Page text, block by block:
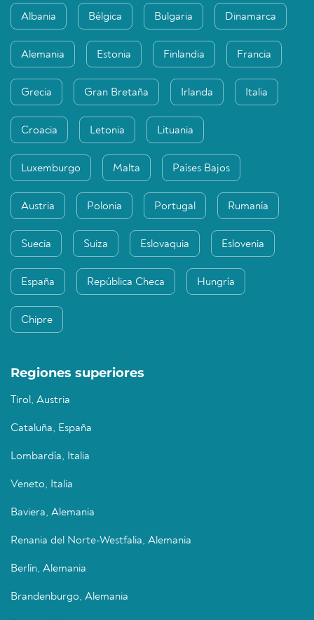
Albania Bélgica Bulgaria Dinamarca
Alemania Estonia Finlandia Francia
Grecia Gran Bretaña Irlanda Italia
Croacia Letonia Lituania
Luxemburgo Malta Países Bajos
Austria Polonia Portugal Rumanía
Suecia Suiza Eslovaquia Eslovenia
España República Checa Hungría
Chipre
Regiones superiores
Tirol, Austria
Cataluña, España
Lombardía, Italia
Veneto, Italia
Baviera, Alemania
Renania del Norte-Westfalia, Alemania
Berlín, Alemania
Brandenburgo, Alemania